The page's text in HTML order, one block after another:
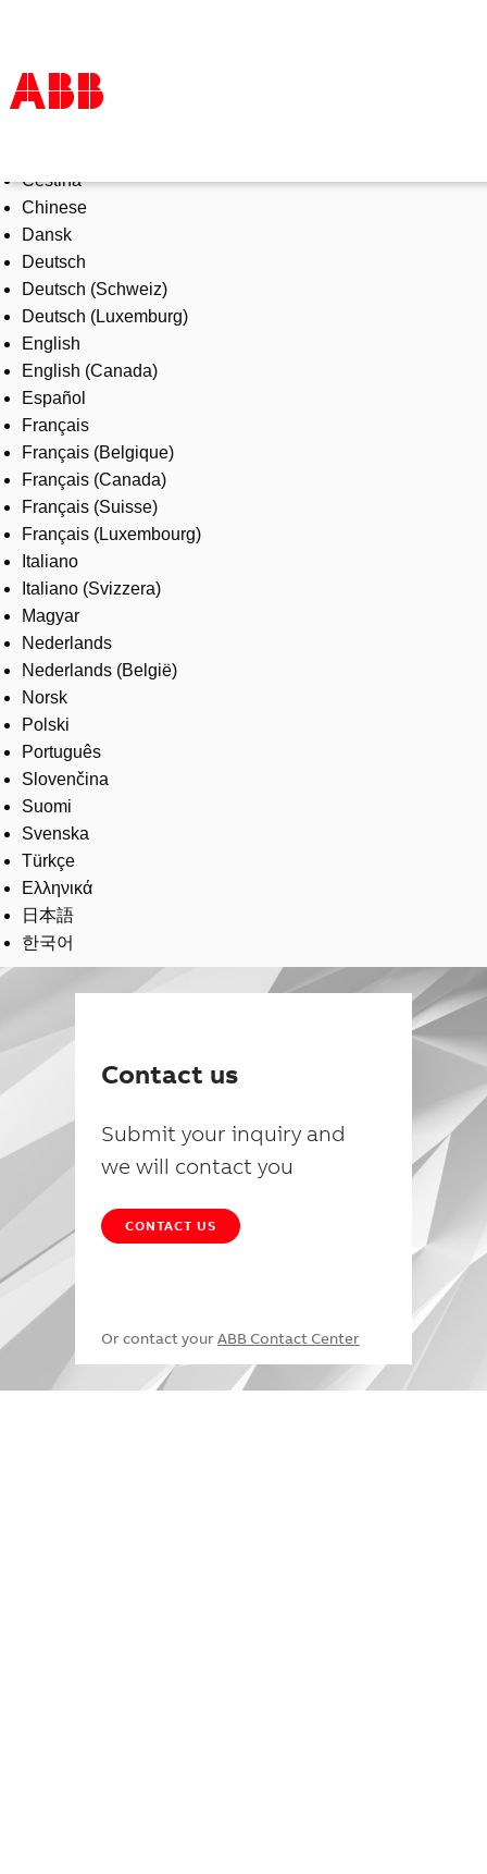
Products & Solutions
Industries
Services
About us
Where to buy
Contact us
Careers
Čeština
Chinese
Dansk
Deutsch
Deutsch (Schweiz)
Deutsch (Luxemburg)
English
English (Canada)
Español
Français
Français (Belgique)
Français (Canada)
Français (Suisse)
Français (Luxembourg)
Italiano
Italiano (Svizzera)
Magyar
Nederlands
Nederlands (België)
Norsk
Polski
Português
Slovenčina
Suomi
Svenska
Türkçe
Ελληνικά
日本語
한국어
Contact us
Submit your inquiry and
we will contact you
CONTACT US
Or contact your ABB Contact Center